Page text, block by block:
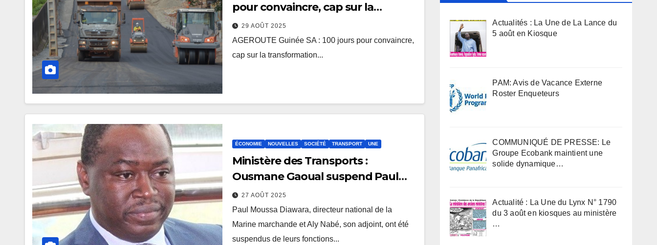
pour convaincre, cap sur la
transformation (Publireportage)
29 AOÛT 2025
AGEROUTE Guinée SA : 100 jours pour convaincre,
cap sur la transformation...
ÉCONOMIE NOUVELLES SOCIÉTÉ TRANSPORT UNE
Ministère des Transports :
Ousmane Gaoual suspend Paul
Moussa Diawara
27 AOÛT 2025
Paul Moussa Diawara, directeur national de la
Marine marchande et Aly Nabé, son adjoint, ont été
suspendus de leurs fonctions...
Actualités : La Une de La Lance du
5 août en Kiosque
PAM: Avis de Vacance Externe
Roster Enqueteurs
COMMUNIQUÉ DE PRESSE: Le
Groupe Ecobank maintient une
solide dynamique…
Actualité : La Une du Lynx N° 1790
du 3 août en kiosques au ministère
…